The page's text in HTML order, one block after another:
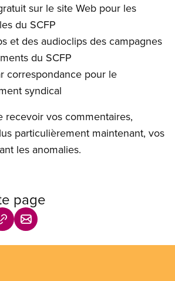
sur le site Web pour les
du SCFP
et des audioclips des campagnes
du SCFP
correspondance pour le
syndical
recevoir vos commentaires,
particulièrement maintenant, vos
les anomalies.
page